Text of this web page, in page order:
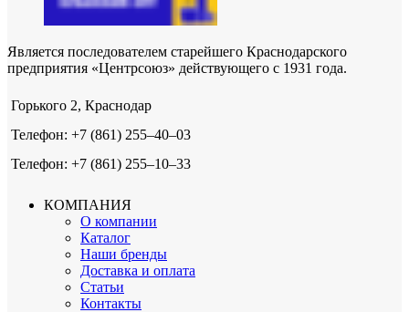
Является последователем старейшего Краснодарского
предприятия «Центрсоюз» действующего с 1931 года.
Горького 2, Краснодар
Телефон: +7 (861) 255‒40‒03
Телефон: +7 (861) 255‒10‒33
КОМПАНИЯ
О компании
Каталог
Наши бренды
Доставка и оплата
Статьи
Контакты